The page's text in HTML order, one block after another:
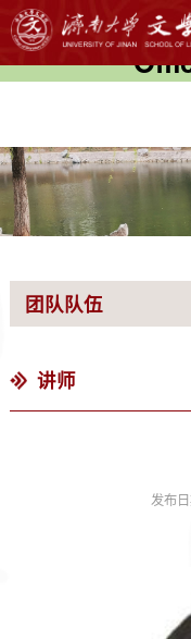
伟德国际
团队队伍
讲师
发布